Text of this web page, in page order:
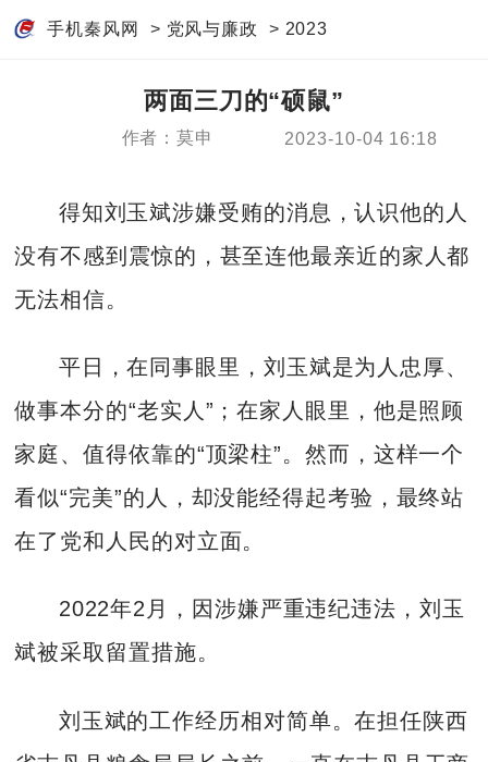
手机秦风网 > 党风与廉政 > 2023
两面三刀的“硕鼠”
作者：莫申 2023-10-04 16:18
得知刘玉斌涉嫌受贿的消息，认识他的人
没有不感到震惊的，甚至连他最亲近的家人都
无法相信。
平日，在同事眼里，刘玉斌是为人忠厚、
做事本分的“老实人”；在家人眼里，他是照顾
家庭、值得依靠的“顶梁柱”。然而，这样一个
看似“完美”的人，却没能经得起考验，最终站
在了党和人民的对立面。
2022年2月，因涉嫌严重违纪违法，刘玉
斌被采取留置措施。
刘玉斌的工作经历相对简单。在担任陕西